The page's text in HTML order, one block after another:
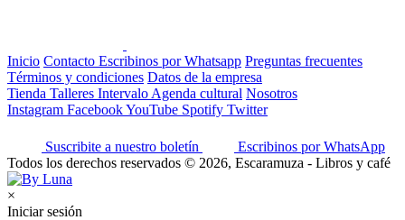
Inicio Contacto Escribinos por Whatsapp Preguntas frecuentes
Términos y condiciones Datos de la empresa
Tienda Talleres Intervalo Agenda cultural Nosotros
Instagram FacebookYouTube Spotify Twitter
Suscribite a nuestro boletín
Escribinos por WhatsApp
Todos los derechos reservados © 2026, Escaramuza - Libros y café
×
Iniciar sesión